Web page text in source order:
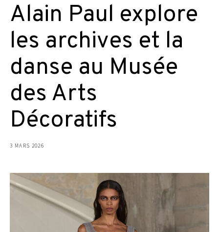
Alain Paul explore
les archives et la
danse au Musée
des Arts
Décoratifs
3 MARS 2026